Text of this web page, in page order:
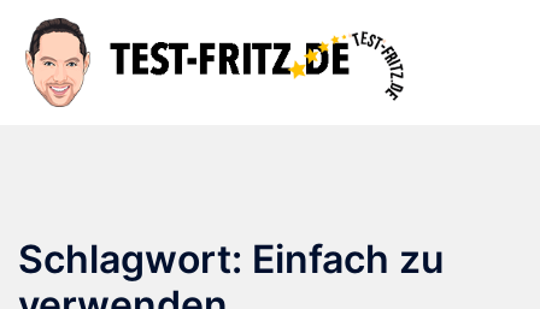
Inhalt
springen
Schlagwort: Einfach zu